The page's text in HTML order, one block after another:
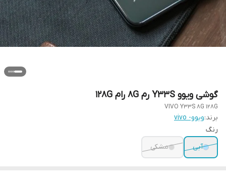
گوشی ویوو Y33S رم 8G رام 128G
VIVO Y33S 8G 128G
برند:ویوو- vivo
رنگ
آبی
مشکی